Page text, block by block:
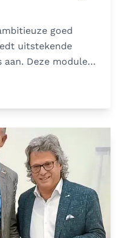
goed
uitstekende
Deze modules